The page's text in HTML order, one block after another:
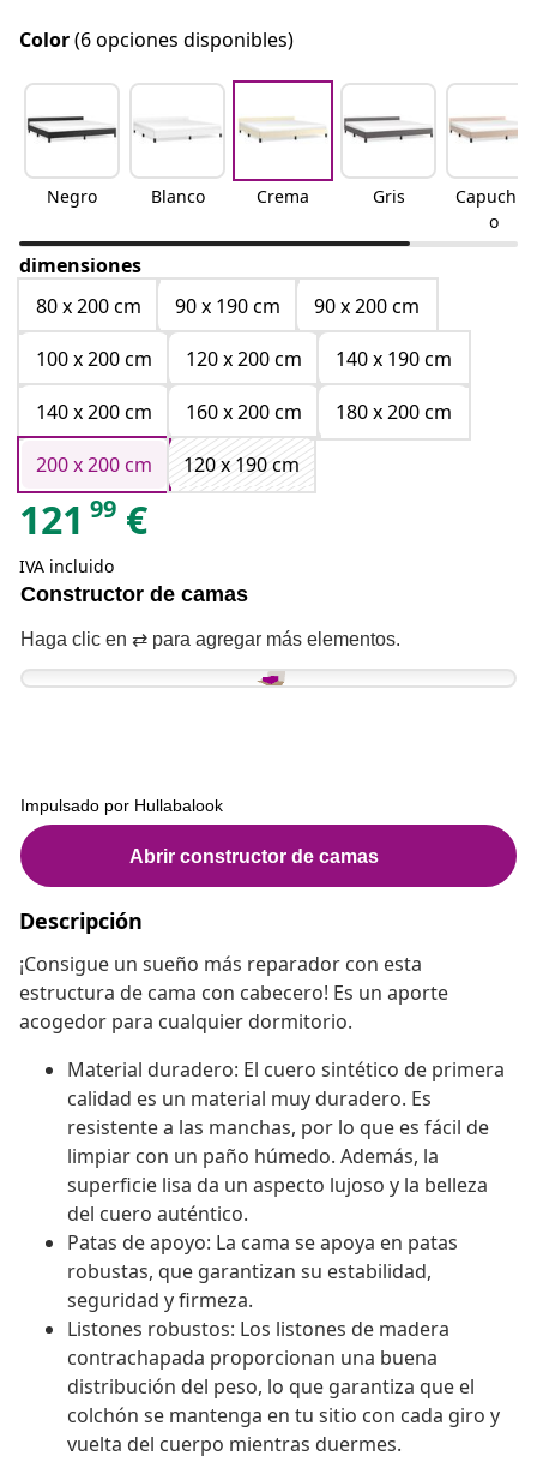
Color(6 opciones disponibles)
Negro Blanco Crema Gris
Capuchin
o
dimensiones
80 x 200 cm
90 x 190 cm
90 x 200 cm
100 x 200 cm
120 x 200 cm
140 x 190 cm
140 x 200 cm
160 x 200 cm
180 x 200 cm
200 x 200 cm
120 x 190 cm
121 99 €
IVA incluido
Descripción
¡Consigue un sueño más reparador con esta
estructura de cama con cabecero! Es un aporte
acogedor para cualquier dormitorio.
Material duradero: El cuero sintético de primera
calidad es un material muy duradero. Es
resistente a las manchas, por lo que es fácil de
limpiar con un paño húmedo. Además, la
superficie lisa da un aspecto lujoso y la belleza
del cuero auténtico.
Patas de apoyo: La cama se apoya en patas
robustas, que garantizan su estabilidad,
seguridad y firmeza.
Listones robustos: Los listones de madera
contrachapada proporcionan una buena
distribución del peso, lo que garantiza que el
colchón se mantenga en tu sitio con cada giro y
vuelta del cuerpo mientras duermes.